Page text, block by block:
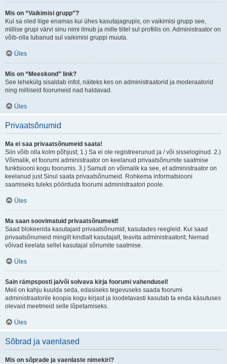
Mis on “Vaikimisi grupp”?
Kui sa oled liige enamas kui ühes kasutajagrupis, on vaikimisi grupp see,
millise grupi värvi sinu nimi ilmub ja mille tiitel sul profiilis on. Administraator on
võib-olla lubanud sul vaikimisi gruppi muuta.
Üles
Mis on “Meeskond” link?
See lehekülg sisaldab infot, näiteks kes on administraatorid ja moderaatorid
ning milliseid foorumeid nad haldavad.
Üles
Privaatsõnumid
Ma ei saa privaatsõnumeid saata!
Siin võib olla kolm põhjust; 1.) Sa ei ole registreerunud ja / või sisseloginud. 2.)
Võimalik, et foorumi administraator on keelanud privaatsõnumite saatmise
funktsiooni kogu foorumis. 3.) Samuti on võimalik ka see, et administraator on
keelanud just Sinul saata privaatsõnumeid. Rohkema informatsiooni
saamiseks tuleks pöörduda foorumi administraatori poole.
Üles
Ma saan soovimatuid privaatsõnumeid!
Saad blokeerida kasutajaid privaatsõnumid, kasutades reegleid. Kui saad
privaatsõnumeid mingilt kindlalt kasutajalt, teavita administraatorit; Nemad
võivad keelata sellel kasutajal sõnumite saatmise.
Üles
Sain rämpsposti ja/või solvava kirja foorumi vahendusel!
Meil on kahju kuulda seda, edasiseks tegevuseks saada foorumi
administraatorile koopia kogu kirjast ja loodetavasti kasutab ta enda käsutuses
olevaid meetmeid selle lõpetamiseks.
Üles
Sõbrad ja vaenlased
Mis on sõprade ja vaenlaste nimekiri?